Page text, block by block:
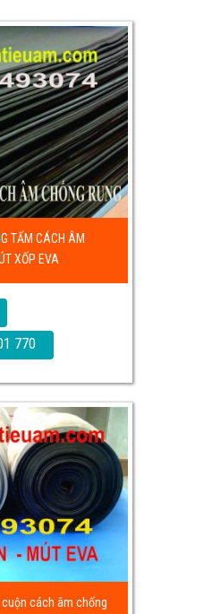
TẤM CÁCH ÂM
XỐP EVA
770
cách âm chống